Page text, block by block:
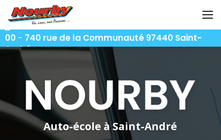
contenu
principal
06 92 92 25 51-06 92 62 62 91-06 92 94 94
00 - 740 rue de la Communauté 97440 Saint-
André
Auto-école à Saint-André